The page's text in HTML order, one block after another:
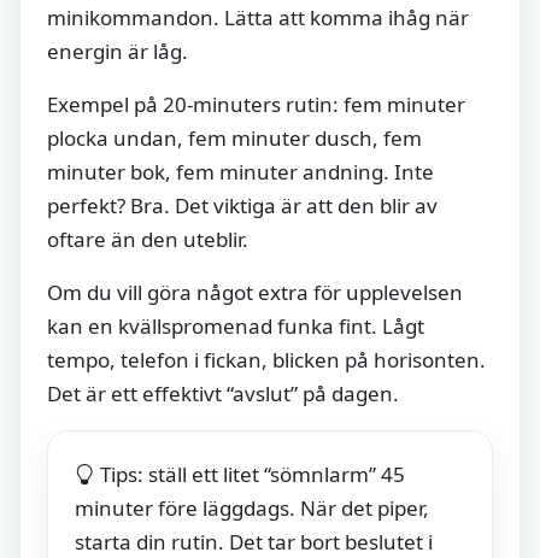
minikommandon. Lätta att komma ihåg när
energin är låg.
Exempel på 20-minuters rutin: fem minuter
plocka undan, fem minuter dusch, fem
minuter bok, fem minuter andning. Inte
perfekt? Bra. Det viktiga är att den blir av
oftare än den uteblir.
Om du vill göra något extra för upplevelsen
kan en kvällspromenad funka fint. Lågt
tempo, telefon i fickan, blicken på horisonten.
Det är ett effektivt “avslut” på dagen.
Tips: ställ ett litet “sömnlarm” 45
minuter före läggdags. När det piper,
starta din rutin. Det tar bort beslutet i